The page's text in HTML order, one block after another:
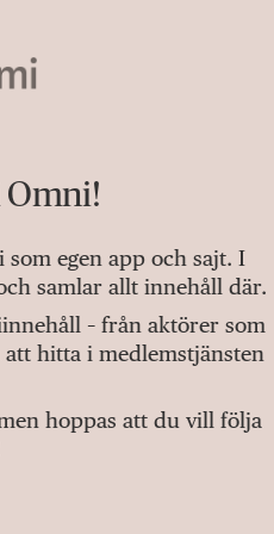
som egen app och sajt. I
samlar allt innehåll där.
– från aktörer som
hitta i medlemstjänsten
hoppas att du vill följa